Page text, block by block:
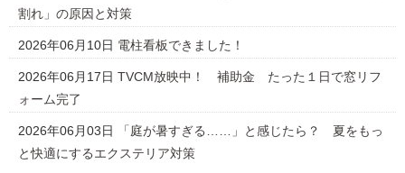
割れ」の原因と対策
2026年06月10日 電柱看板できました！
2026年06月17日 TVCM放映中！ 補助金 たった１日で窓リフ
ォーム完了
2026年06月03日
「庭が暑すぎる……」と感じたら？ 夏をもっ
と快適にするエクステリア対策